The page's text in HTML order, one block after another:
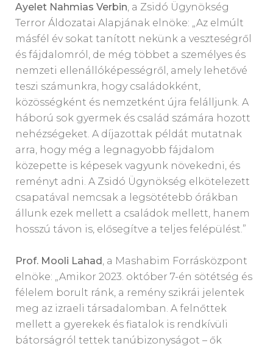
Ayelet Nahmias Verbin, a Zsidó Ügynökség
Terror Áldozatai Alapjának elnöke: „Az elmúlt
másfél év sokat tanított nekünk a veszteségről
és fájdalomról, de még többet a személyes és
nemzeti ellenállóképességről, amely lehetővé
teszi számunkra, hogy családokként,
közösségként és nemzetként újra felálljunk. A
háború sok gyermek és család számára hozott
nehézségeket. A díjazottak példát mutatnak
arra, hogy még a legnagyobb fájdalom
közepette is képesek vagyunk növekedni, és
reményt adni. A Zsidó Ügynökség elkötelezett
csapatával nemcsak a legsötétebb órákban
állunk ezek mellett a családok mellett, hanem
hosszú távon is, elősegítve a teljes felépülést.”
Prof. Mooli Lahad, a Mashabim Forrásközpont
elnöke: „Amikor 2023. október 7-én sötétség és
félelem borult ránk, a remény szikrái jelentek
meg az izraeli társadalomban. A felnőttek
mellett a gyerekek és fiatalok is rendkívüli
bátorságról tettek tanúbizonyságot – ők